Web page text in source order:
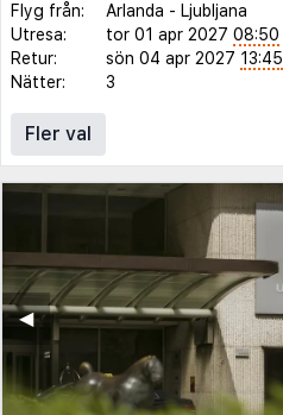
Flyg från: Arlanda - Ljubljana
Utresa:
tor 01 apr 2027 08:50
Retur:
sön 04 apr 2027 13:45
Nätter:
3
Fler val
◀︎